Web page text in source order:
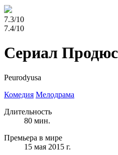
7.3/10
7.4/10
Сериал
Peurodyusa
Комедия Мелодрама
Длительность
80 мин.
Премьера в мире
15 мая 2015 г.